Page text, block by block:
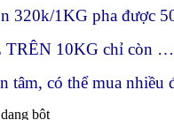
1KG pha được
10KG chỉ còn
tâm, có thể mua nhiều